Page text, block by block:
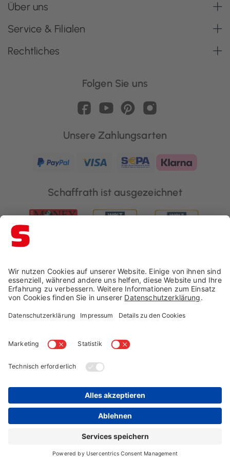
Über uns
Service & Filialen
Rechtliches
Folgen Sie uns
Unsere Zahlungsarten
Schaffrath ist ausgezeichnet
Impressum → Datenschutz →
AGB →
Cookie-Einstellungen
Widerruf →